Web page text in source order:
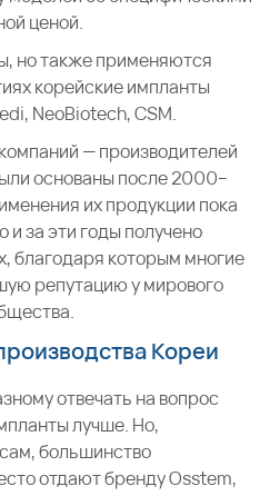
ценой.
но также применяются
корейские импланты
NeoBiotech, CSM.
— производителей
основаны после 2000–
их продукции пока
и за эти годы получено
благодаря которым многие
репутацию у мирового
Кореи
отвечать на вопрос
лучше. Но,
большинство
отдают бренду Osstem,